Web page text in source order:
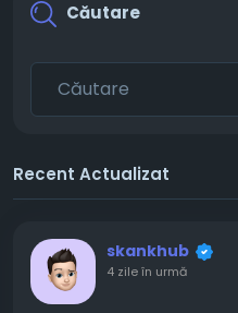
Căutare
Recent Actualizat
skankhub
4 zile în urmă